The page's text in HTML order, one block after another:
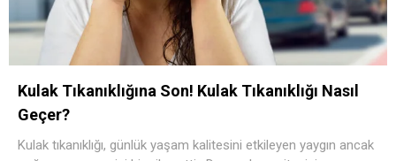
Kulak Tıkanıklığına Son! Kulak Tıkanıklığı Nasıl
Geçer?
Kulak tıkanıklığı, günlük yaşam kalitesini etkileyen yaygın ancak